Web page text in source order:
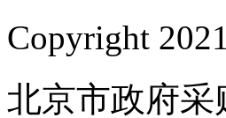
Copyright
北京市政府